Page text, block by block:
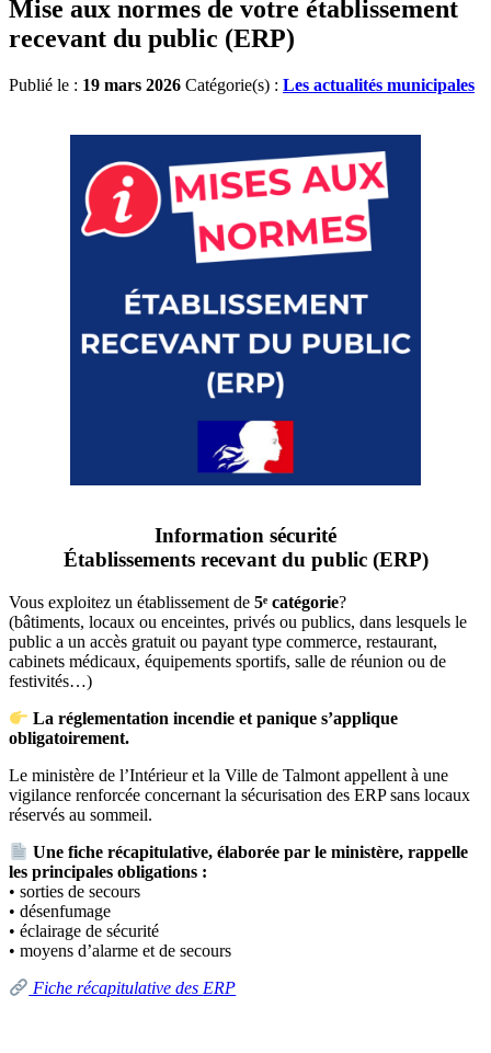
Mise aux normes de votre établissement
recevant du public (ERP)
Publié le : 19 mars 2026 Catégorie(s) : Les actualités municipales
Information sécurité
Établissements recevant du public (ERP)
Vous exploitez un établissement de 5ᵉ catégorie?
(bâtiments, locaux ou enceintes, privés ou publics, dans lesquels le
public a un accès gratuit ou payant type commerce, restaurant,
cabinets médicaux, équipements sportifs, salle de réunion ou de
festivités…)
La réglementation incendie et panique s’applique
obligatoirement.
Le ministère de l’Intérieur et la Ville de Talmont appellent à une
vigilance renforcée concernant la sécurisation des ERPsans locaux
réservés au sommeil.
Une fiche récapitulative, élaborée par le ministère, rappelle
les principales obligations :
• sorties de secours
• désenfumage
• éclairage de sécurité
• moyens d’alarme et de secours
Fiche récapitulative desERP